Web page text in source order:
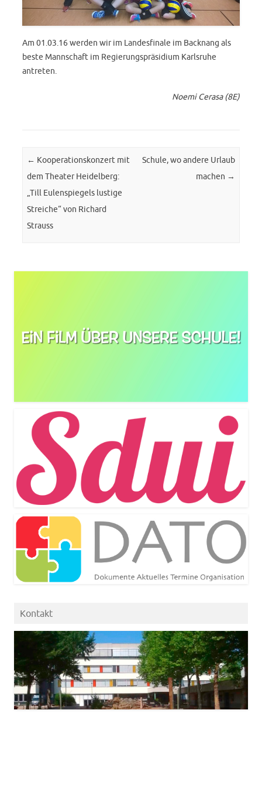
Am 01.03.16 werden wir im Landesfinale im Backnang als
beste Mannschaft im Regierungspräsidium Karlsruhe
antreten.
Noemi Cerasa (8E)
Post navigation
← Kooperationskonzert mit
dem Theater Heidelberg:
„Till Eulenspiegels lustige
Streiche“ von Richard
Strauss
Schule, wo andere Urlaub
machen →
Kontakt